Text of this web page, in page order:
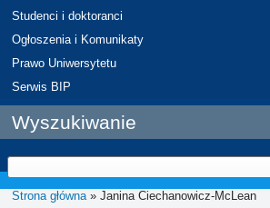
Studenci i doktoranci
Ogłoszenia i Komunikaty
Prawo Uniwersytetu
Serwis BIP
Wyszukiwanie
Strona główna» Janina Ciechanowicz-McLean